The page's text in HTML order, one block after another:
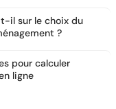
il sur le choix du
?
pour calculer
ligne